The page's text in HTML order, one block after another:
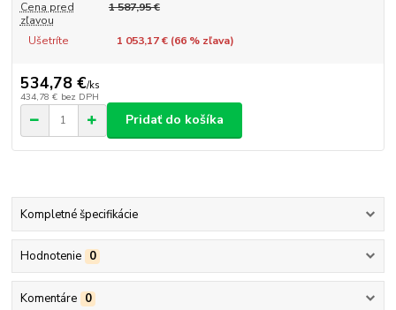
Cena pred
zľavou
1 587,95 €
Ušetríte 1 053,17 € (66% zľava)
534,78 €/ks
434,78 € bez DPH
Pridať do košíka
Kompletné špecifikácie
Hodnotenie 0
Komentáre 0